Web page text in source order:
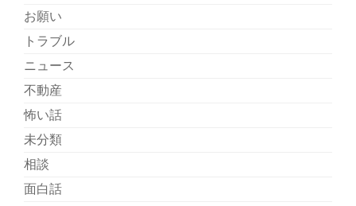
お願い
トラブル
ニュース
不動産
怖い話
未分類
相談
面白話